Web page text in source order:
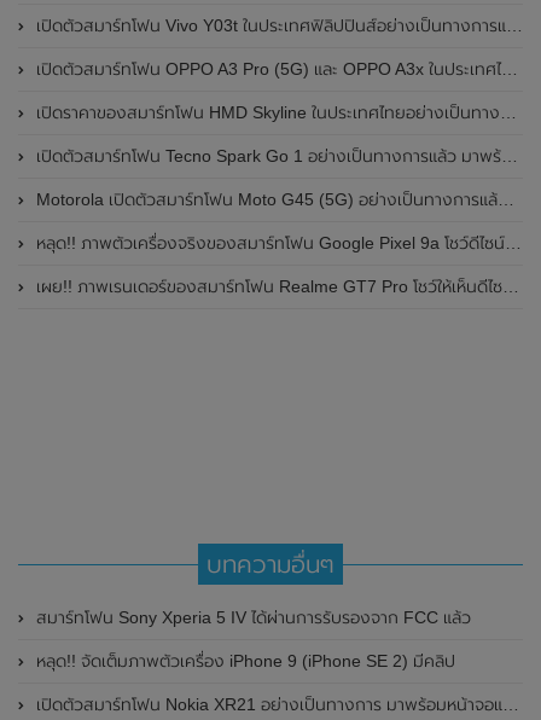
เปิดตัวสมาร์ทโฟน Vivo Y03t ในประเทศฟิลิปปินส์อย่างเป็นทางการแล้ว มาพร้อมชิปเซ็ต Unisoc T612 , กล้องหลัง ความละเอียด 13MP , แบตเตอรี่ 5,000mAh และหน้าจอแสดงผล LCD / 90Hz
เปิดตัวสมาร์ทโฟน OPPO A3 Pro (5G) และ OPPO A3x ในประเทศไทยอย่างเป็นทางการแล้ว ในราคาเริ่มต้นเพียง 3,999 บาท
เปิดราคาของสมาร์ทโฟน HMD Skyline ในประเทศไทยอย่างเป็นทางการแล้ว ราคา 14,990 บาท
เปิดตัวสมาร์ทโฟน Tecno Spark Go 1 อย่างเป็นทางการแล้ว มาพร้อมหน้าจอแสดงผล LCD / 120Hz , แบตเตอรี่ 5,000mAh และใช้ชิปเซ็ต Unisoc
Motorola เปิดตัวสมาร์ทโฟน Moto G45 (5G) อย่างเป็นทางการแล้วในอินเดีย
หลุด!! ภาพตัวเครื่องจริงของสมาร์ทโฟน Google Pixel 9a โชว์ดีไซน์ใหม่ กล้องหลังแบนราบ ไม่มีกรอบของกล้องแล้ว
เผย!! ภาพเรนเดอร์ของสมาร์ทโฟน Realme GT7 Pro โชว์ให้เห็นดีไซน์ใหม่ พร้อมเผยรายละเอียดสเปกที่สำคัญบางส่วน
บทความอื่นๆ
สมาร์ทโฟน Sony Xperia 5 IV ได้ผ่านการรับรองจาก FCC แล้ว
หลุด!! จัดเต็มภาพตัวเครื่อง iPhone 9 (iPhone SE 2) มีคลิป
เปิดตัวสมาร์ทโฟน Nokia XR21 อย่างเป็นทางการ มาพร้อมหน้าจอแสดงผล 120Hz , ชิปเซ็ต Snapdragon 695 และกันน้ำที่ระดับ IP69K